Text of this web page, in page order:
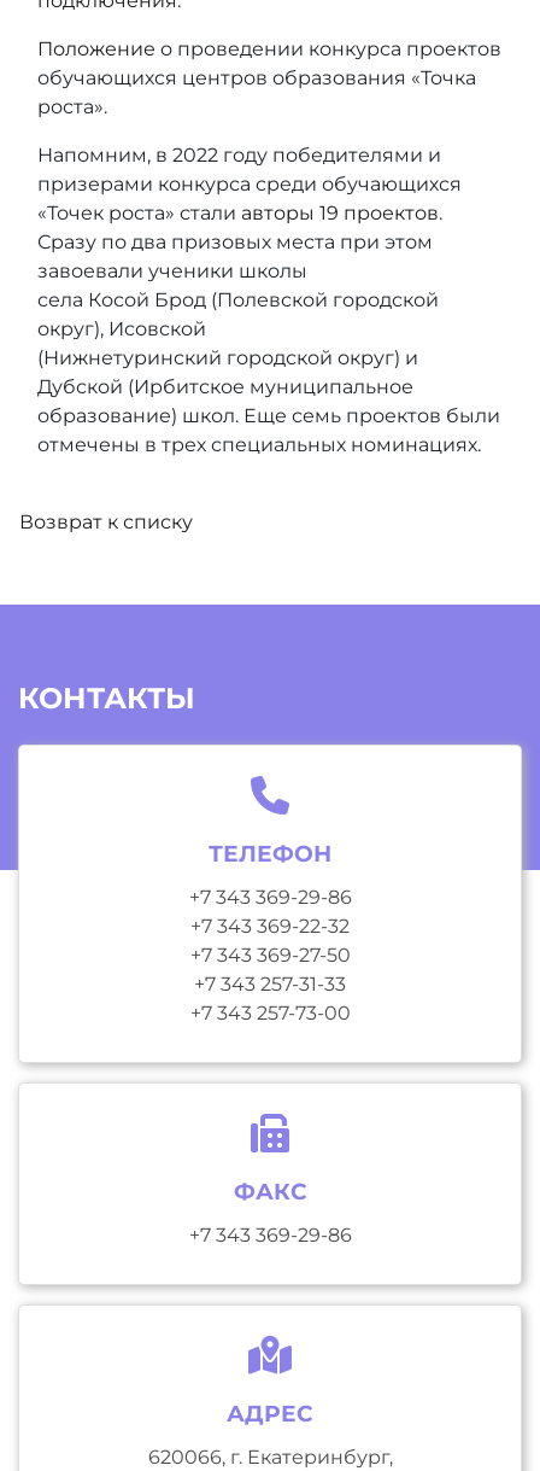
Положение о проведении конкурса проектов
обучающихся центров образования «Точка
роста».
Напомним, в 2022 году победителями и
призерами конкурса среди обучающихся
«Точек роста» стали авторы 19 проектов.
Сразу по два призовых места при этом
завоевали ученики школы
села Косой Брод (Полевской городской
округ), Исовской
(Нижнетуринский городской округ) и
Дубской (Ирбитское муниципальное
образование) школ. Еще семь проектов были
отмечены в трех специальных номинациях.
Возврат к списку
КОНТАКТЫ
ТЕЛЕФОН
+7 343 369-29-86
+7 343 369-22-32
+7 343 369-27-50
+7 343 257-31-33
+7 343 257-73-00
ФАКС
+7 343 369-29-86
АДРЕС
620066, г. Екатеринбург,